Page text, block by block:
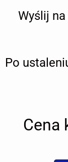
Wyślij
Po
Cena